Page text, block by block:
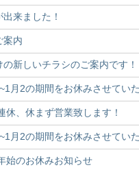
来ました！
案内
新しいチラシのご案内です！
月2の期間をお休みさせていた
休、休まず営業致します！
月2の期間をお休みさせていた
始のお休みお知らせ